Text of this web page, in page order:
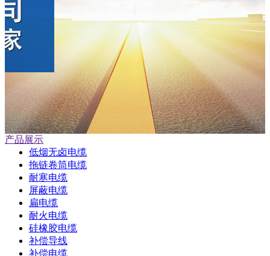
产品展示
低烟无卤电缆
拖链卷筒电缆
耐寒电缆
屏蔽电缆
扁电缆
耐火电缆
硅橡胶电缆
补偿导线
补偿电缆